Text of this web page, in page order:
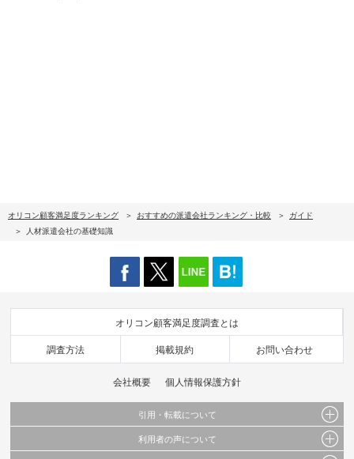
オリコン顧客満足度ランキング おすすめの派遣会社ランキング・比較
ガイド
人材派遣会社の基礎知識
オリコン顧客満足度調査とは
調査方法 掲載規約 お問い合わせ
会社概要 個人情報保護方針
引用・転載について
当サイトで公開されている情報（文字、写真、イラスト、画像データ等）及びこれらの配
置・編集および構造などについての著作権は株式会社oricon MEに帰属しております。
利用者の声について